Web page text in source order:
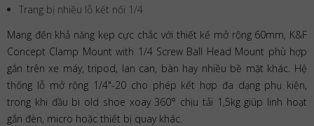
Trang bị nhiều lỗ kết nối 1/4
Mang đến khả năng kẹp cực chắc với thiết kế mở rộng 60mm, K&F
Concept Clamp Mount with 1/4 Screw Ball Head Mount phù hợp
gắn trên xe máy, tripod, lan can, bàn hay nhiều bề mặt khác. Hệ
thống lỗ mở rộng 1/4"-20 cho phép kết hợp đa dạng phụ kiện,
trong khi đầu bi old shoe xoay 360° chịu tải 1,5kg giúp linh hoạt
gắn đèn, micro hoặc thiết bị quay khác.